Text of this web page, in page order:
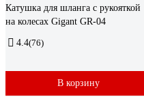
Катушка для шланга с рукояткой
на колесах Gigant GR-04
4.4(76)
В корзину